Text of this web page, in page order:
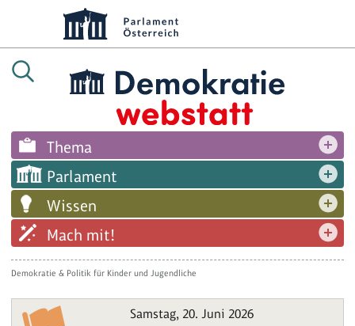
Thema
Parlament
Wissen
Mach mit!
Demokratie & Politik für Kinder und Jugendliche
Samstag, 20. Juni 2026